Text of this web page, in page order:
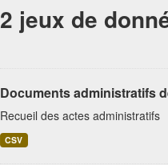
2 jeux de
Documents administratifs
Recueil des actes administratifs
CSV